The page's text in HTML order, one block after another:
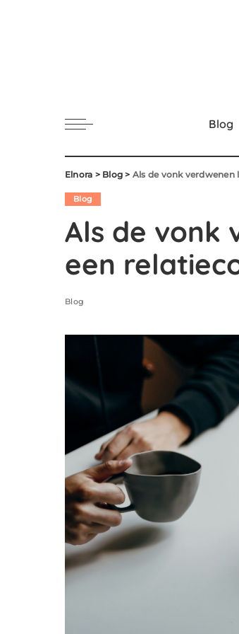
Blog
Elnora > Blog > Als de vonk verdwenen
Blog
Als de vonk
een
Blog